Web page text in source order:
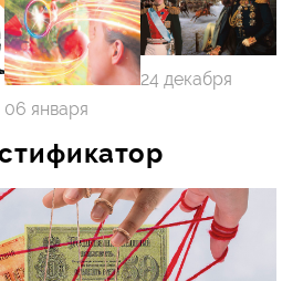
06 января
24 декабря